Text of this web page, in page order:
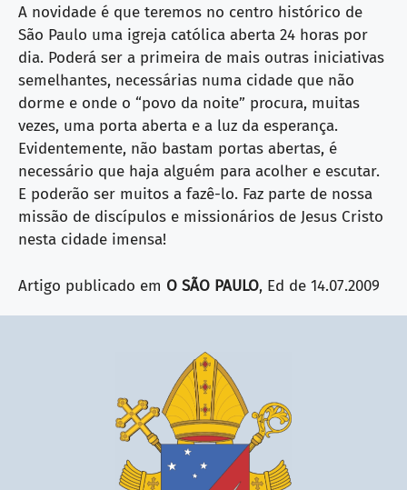
A novidade é que teremos no centro histórico de
São Paulo uma igreja católica aberta 24 horas por
dia. Poderá ser a primeira de mais outras iniciativas
semelhantes, necessárias numa cidade que não
dorme e onde o “povo da noite” procura, muitas
vezes, uma porta aberta e a luz da esperança.
Evidentemente, não bastam portas abertas, é
necessário que haja alguém para acolher e escutar.
E poderão ser muitos a fazê-lo. Faz parte de nossa
missão de discípulos e missionários de Jesus Cristo
nesta cidade imensa!
Artigo publicado em O SÃO PAULO, Ed de 14.07.2009